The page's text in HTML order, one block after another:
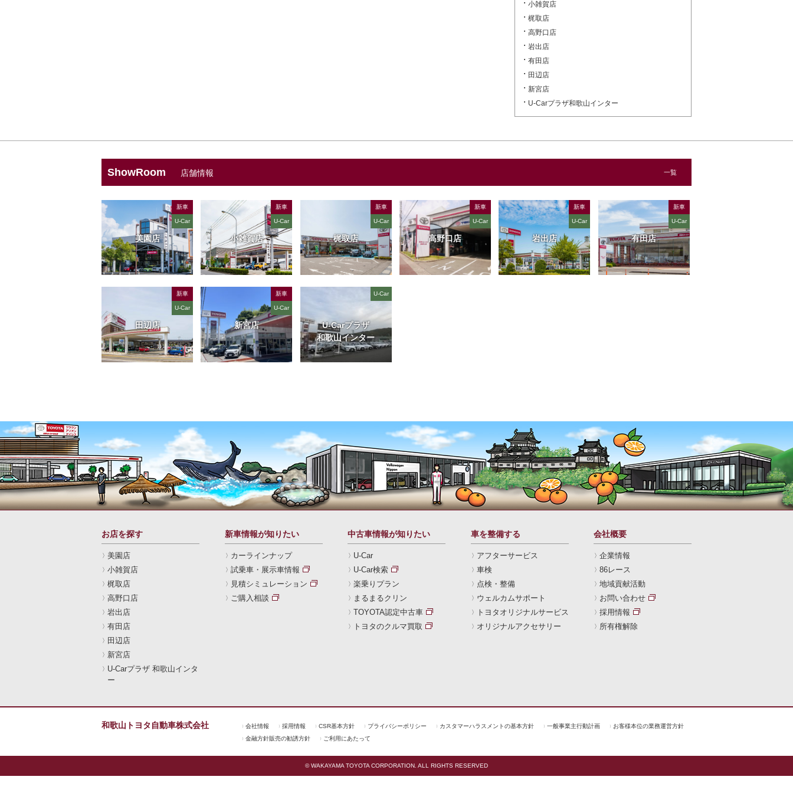
小雑賀店
梶取店
高野口店
岩出店
有田店
田辺店
新宮店
U-Carプラザ和歌山インター
ShowRoom 店舗情報 一覧
美園店
新車
U-Car
小雑賀店
新車
U-Car
梶取店
新車
U-Car
高野口店
新車
U-Car
岩出店
新車
U-Car
有田店
新車
U-Car
田辺店
新車
U-Car
新宮店
新車
U-Car
U-Carプラザ
和歌山インター
U-Car
お店を探す
美園店
小雑賀店
梶取店
高野口店
岩出店
有田店
田辺店
新宮店
U-Carプラザ 和歌山インタ
ー
新車情報が知りたい
カーラインナップ
試乗車・展示車情報
見積シミュレーション
ご購入相談
中古車情報が知りたい
U-Car
U-Car検索
楽乗りプラン
まるまるクリン
TOYOTA認定中古車
トヨタのクルマ買取
車を整備する
アフターサービス
車検
点検・整備
ウェルカムサポート
トヨタオリジナルサービス
オリジナルアクセサリー
会社概要
企業情報
86レース
地域貢献活動
お問い合わせ
採用情報
所有権解除
和歌山トヨタ自動車株式会社 会社情報 採用情報 CSR基本方針 プライバシーポリシー カスタマーハラスメントの基本方針 一般事業主行動計画
お客様本位の業務運営方針
金融方針販売の勧誘方針
ご利用にあたって
© WAKAYAMA TOYOTA CORPORATION. ALL RIGHTS RESERVED